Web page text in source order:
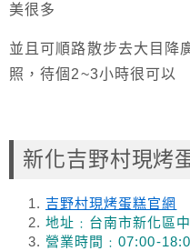
美很多
並且可順路散步去大目降
照，待個2~3小時很可以
新化吉野村現烤
吉野村現烤蛋糕官網
地址﹕台南市新化區
營業時間﹕07:00-